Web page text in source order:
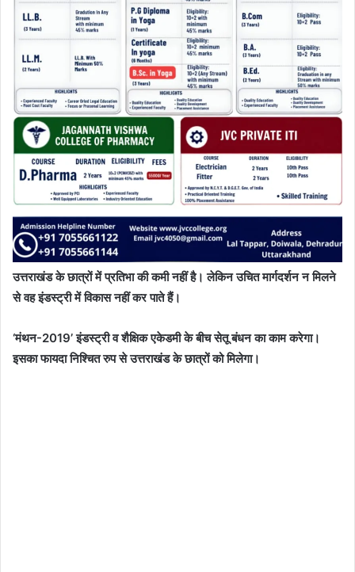
उत्तराखंड के छात्रों में प्रतिभा की कमी नहीं है। लेकिन उचित मार्गदर्शन न मिलने
से वह इंडस्ट्री में विकास नहीं कर पाते हैं।
‘मंथन-2019’ इंडस्ट्री व शैक्षिक एकेडमी के बीच सेतू बंधन का काम करेगा।
इसका फायदा निश्चित रुप से उत्तराखंड के छात्रों को मिलेगा।